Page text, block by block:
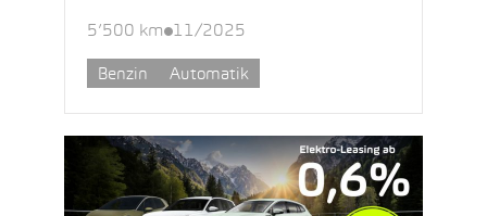
5’500 km 11/2025
Benzin Automatik